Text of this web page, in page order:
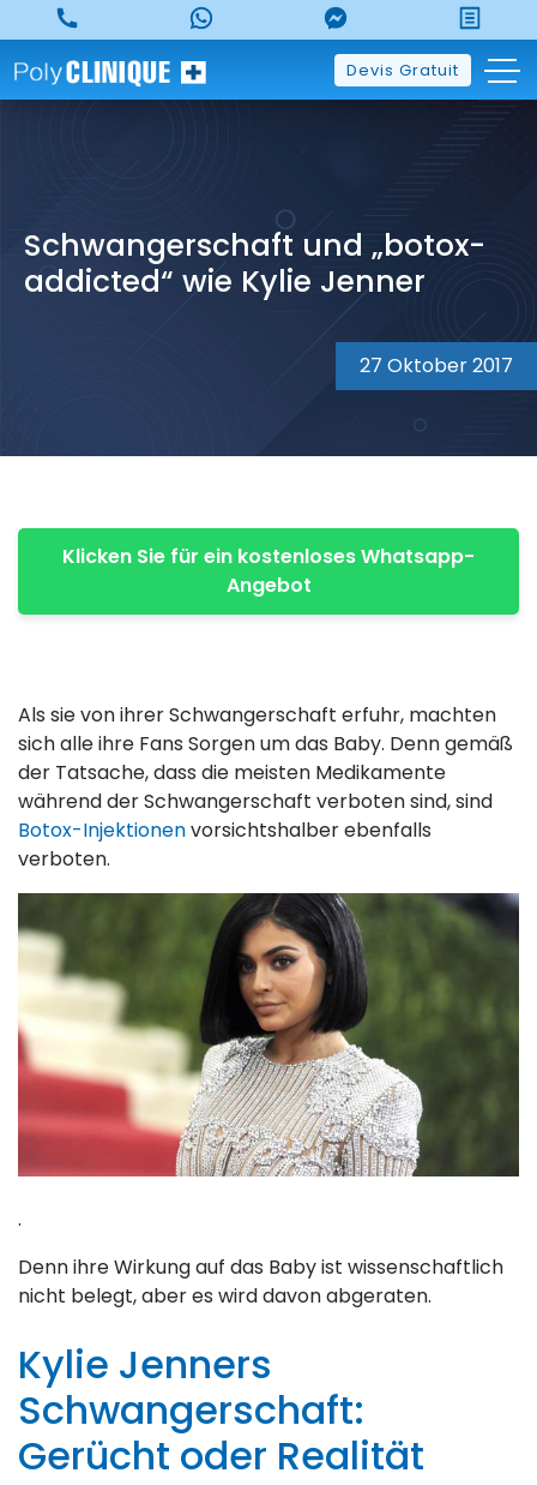
to
content
Devis Gratuit
Schwangerschaft und „botox-
addicted“ wie Kylie Jenner
27 Oktober 2017
Klicken Sie für ein kostenloses Whatsapp-
Angebot
Als sie von ihrer Schwangerschaft erfuhr, machten
sich alle ihre Fans Sorgen um das Baby. Denn gemäß
der Tatsache, dass die meisten Medikamente
während der Schwangerschaft verboten sind, sind
Botox-Injektionenvorsichtshalber ebenfalls
verboten.
.
Denn ihre Wirkung auf das Baby ist wissenschaftlich
nicht belegt, aber es wird davon abgeraten.
Kylie Jenners
Schwangerschaft:
Gerücht oder Realität